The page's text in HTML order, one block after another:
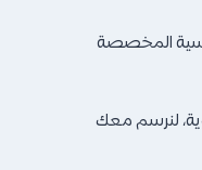
المخصصة
لنرسم معك